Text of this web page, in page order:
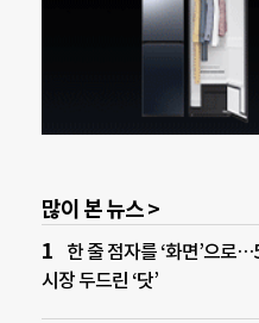
많이 본 뉴스 >
한 줄 점자를 ‘화면’으로
시장 두드린 ‘닷’